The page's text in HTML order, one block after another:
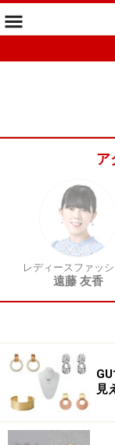
ア
レディースファッ
遠藤 友香
見